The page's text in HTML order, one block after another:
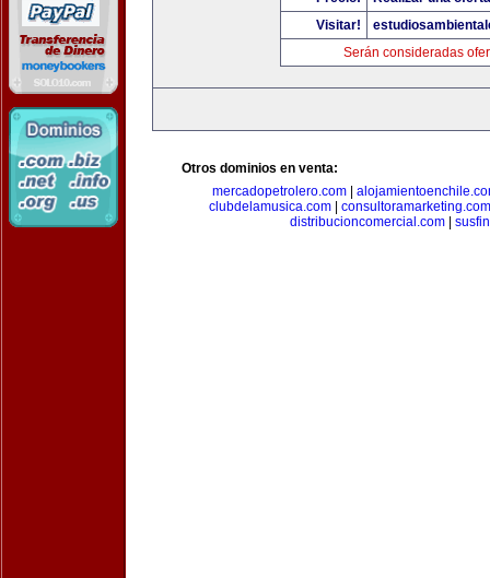
Visitar!
Serán consideradas
Otros dominios en venta:
mercadopetrolero.com|
clubdelamusica.com
consultoramarketing.com
distribucioncomercial.com